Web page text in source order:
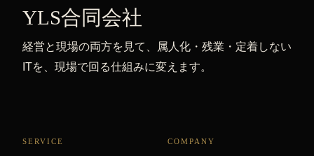
YLS合同会社
経営と現場の両方を見て、属人化・残業・定着しない
ITを、現場で回る仕組みに変えます。
SERVICE COMPANY